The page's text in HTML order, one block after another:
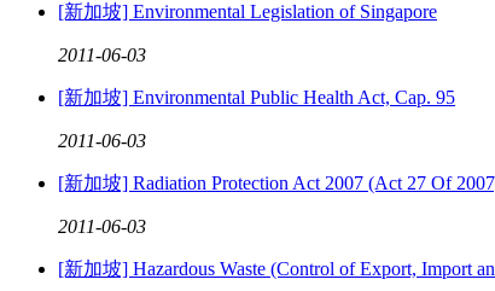
[新加坡] Environmental Legislation of Singapore
2011-06-03
[新加坡] Environmental Public Health Act, Cap. 95
2011-06-03
[新加坡] Radiation Protection Act 2007 (Act 27 Of
2011-06-03
[新加坡] Hazardous Waste (Control of Export, Import